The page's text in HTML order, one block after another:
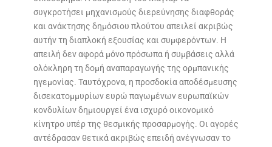
συγκροτήσει μηχανισμούς διερεύνησης διαφθοράς
και ανάκτησης δημόσιου πλούτου απειλεί ακριβώς
αυτήν τη διαπλοκή εξουσίας και συμφερόντων. Η
απειλή δεν αφορά μόνο πρόσωπα ή συμβάσεις αλλά
ολόκληρη τη δομή αναπαραγωγής της ορμπανικής
ηγεμονίας. Ταυτόχρονα, η προσδοκία αποδέσμευσης
δισεκατομμυρίων ευρώ παγωμένων ευρωπαϊκών
κονδυλίων δημιουργεί ένα ισχυρό οικονομικό
κίνητρο υπέρ της θεσμικής προσαρμογής. Οι αγορές
αντέδρασαν θετικά ακριβώς επειδή ανέγνωσαν το